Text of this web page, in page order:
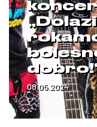
08.05.2024